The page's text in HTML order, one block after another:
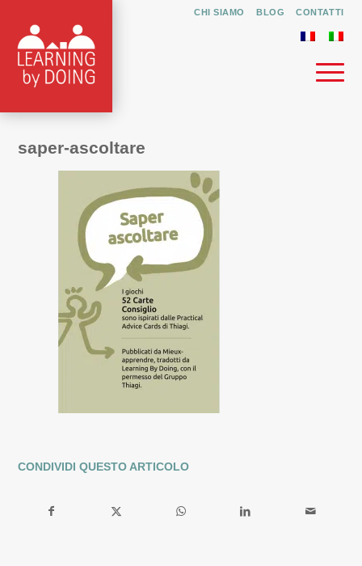
CHI SIAMO BLOG CONTATTI
saper-ascoltare
CONDIVIDI QUESTO ARTICOLO